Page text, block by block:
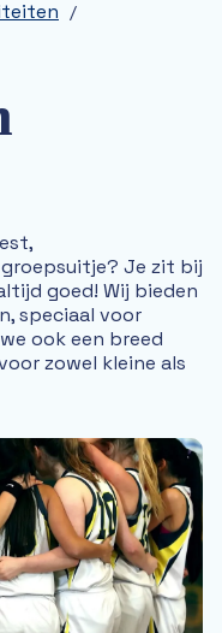
/
Je zit bij
goed! Wij bieden
speciaal voor
ook een breed
zowel kleine als